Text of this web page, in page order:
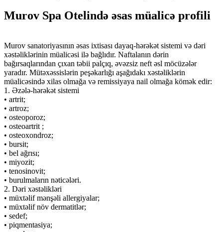
Murov Spa Otelində əsas müalicə profili
Murov sanatoriyasının əsas ixtisası dayaq-hərəkət sistemi və dəri
xəstəliklərinin müalicəsi ilə bağlıdır. Naftalanın dərin
bağırsaqlarından çıxan təbii palçıq, əvəzsiz neft əsl möcüzələr
yaradır. Mütəxəssislərin peşəkarlığı aşağıdakı xəstəliklərin
müalicəsində xilas olmağa və remissiyaya nail olmağa kömək edir:
1. Əzələ-hərəkət sistemi
• artrit;
• artroz;
• osteoporoz;
• osteoartrit ;
• osteoxondroz;
• bursit;
• bel ağrısı;
• miyozit;
• tenosinovit;
• burulmaların nəticələri.
2. Dəri xəstəlikləri
• müxtəlif mənşəli allergiyalar;
• müxtəlif növ dermatitlər;
• sedef;
• piqmentasiya;